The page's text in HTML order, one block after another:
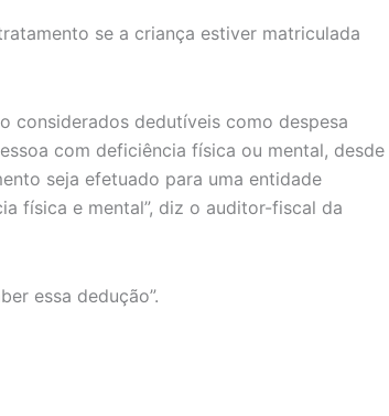
se a criança estiver matriculada
considerados dedutíveis como despesa
com deficiência física ou mental, desde
seja efetuado para uma entidade
física e mental”, diz o auditor-fiscal da
essa dedução”.